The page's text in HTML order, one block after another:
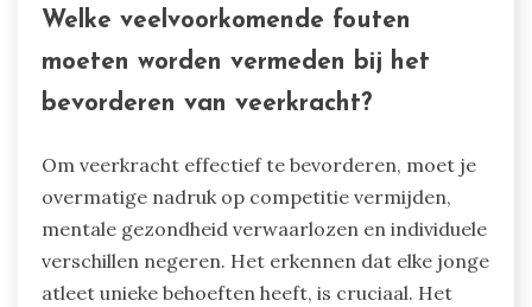
Welke veelvoorkomende fouten
moeten worden vermeden bij het
bevorderen van veerkracht?
Om veerkracht effectief te bevorderen, moet je
overmatige nadruk op competitie vermijden,
mentale gezondheid verwaarlozen en individuele
verschillen negeren. Het erkennen dat elke jonge
atleet unieke behoeften heeft, is cruciaal. Het